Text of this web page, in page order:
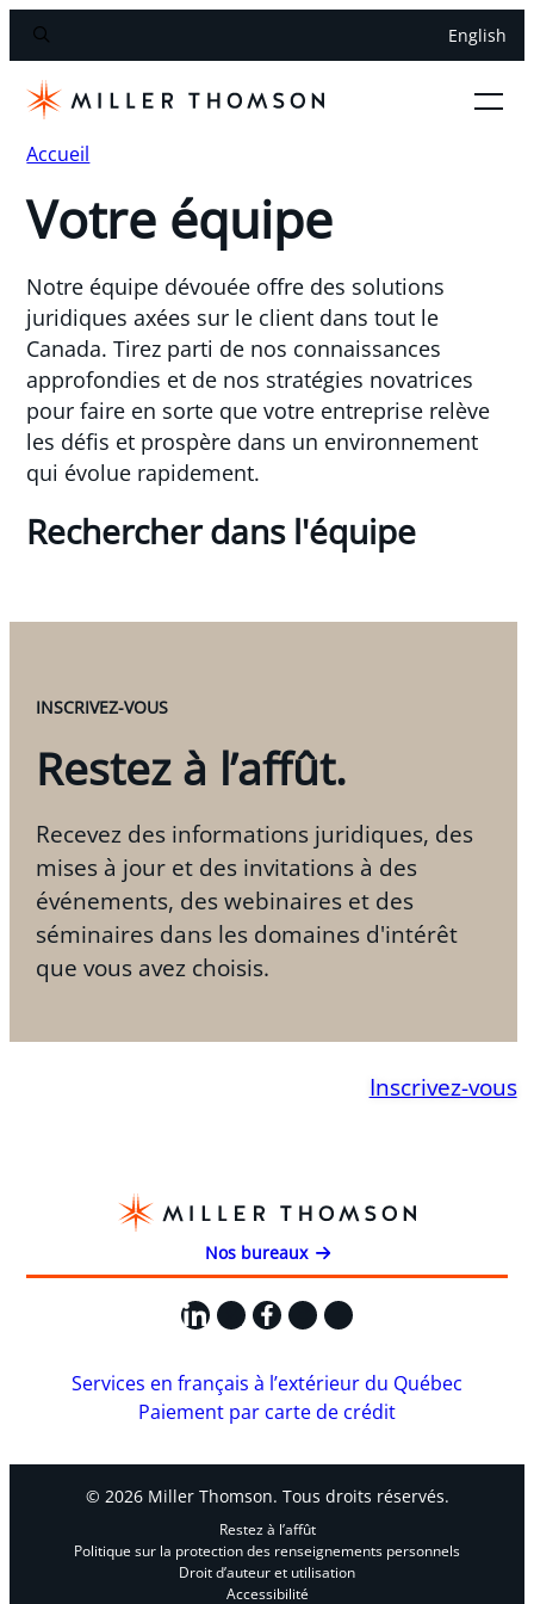
English
Accueil
Votre équipe
Notre équipe dévouée offre des solutions
juridiques axées sur le client dans tout le
Canada. Tirez parti de nos connaissances
approfondies et de nos stratégies novatrices
pour faire en sorte que votre entreprise relève
les défis et prospère dans un environnement
qui évolue rapidement.
Rechercher dans l'équipe
INSCRIVEZ-VOUS
Restez à l’affût.
Recevez des informations juridiques, des
mises à jour et des invitations à des
événements, des webinaires et des
séminaires dans les domaines d'intérêt
que vous avez choisis.
Inscrivez-vous
Nos bureaux
LinkedIn
X Facebook
Instagram
YouTube
Services en français à l’extérieur du Québec
Paiement par carte de crédit
© 2026 Miller Thomson. Tous droits réservés.
Restez à l’affût
Politique sur la protection des renseignements personnels
Droit d’auteur et utilisation
Accessibilité